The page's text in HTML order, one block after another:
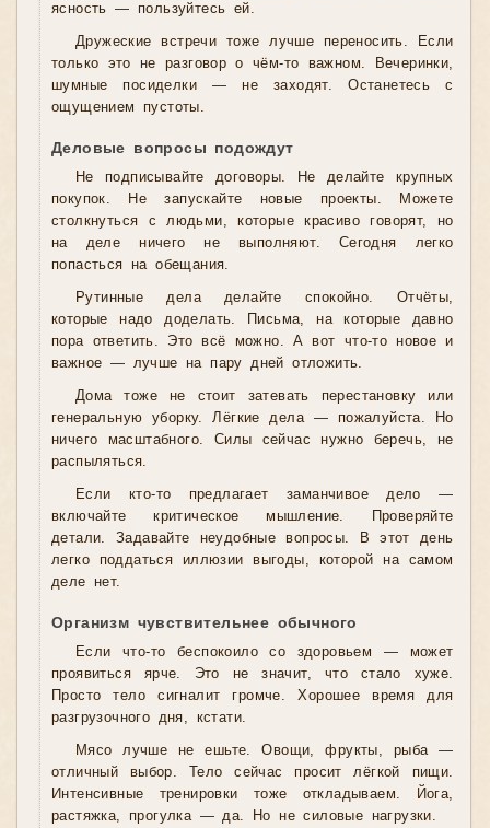
ясность — пользуйтесь ей.
Дружеские встречи тоже лучше переносить. Если
только это не разговор о чём-то важном. Вечеринки,
шумные посиделки — не заходят. Останетесь с
ощущением пустоты.
Деловые вопросы подождут
Не подписывайте договоры. Не делайте крупных
покупок. Не запускайте новые проекты. Можете
столкнуться с людьми, которые красиво говорят, но
на деле ничего не выполняют. Сегодня легко
попасться на обещания.
Рутинные дела делайте спокойно. Отчёты,
которые надо доделать. Письма, на которые давно
пора ответить. Это всё можно. А вот что-то новое и
важное — лучше на пару дней отложить.
Дома тоже не стоит затевать перестановку или
генеральную уборку. Лёгкие дела — пожалуйста. Но
ничего масштабного. Силы сейчас нужно беречь, не
распыляться.
Если кто-то предлагает заманчивое дело —
включайте критическое мышление. Проверяйте
детали. Задавайте неудобные вопросы. В этот день
легко поддаться иллюзии выгоды, которой на самом
деле нет.
Организм чувствительнее обычного
Если что-то беспокоило со здоровьем — может
проявиться ярче. Это не значит, что стало хуже.
Просто тело сигналит громче. Хорошее время для
разгрузочного дня, кстати.
Мясо лучше не ешьте. Овощи, фрукты, рыба —
отличный выбор. Тело сейчас просит лёгкой пищи.
Интенсивные тренировки тоже откладываем. Йога,
растяжка, прогулка — да. Но не силовые нагрузки.